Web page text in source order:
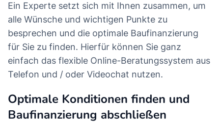
Ein Experte setzt sich mit Ihnen zusammen, um
alle Wünsche und wichtigen Punkte zu
besprechen und die optimale Baufinanzierung
für Sie zu finden. Hierfür können Sie ganz
einfach das flexible Online-Beratungssystem aus
Telefon und / oder Videochat nutzen.
Optimale Konditionen finden und
Baufinanzierung abschließen